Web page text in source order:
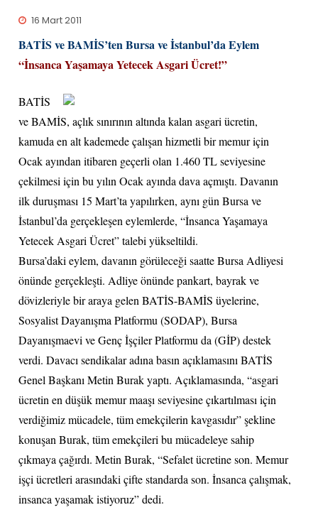
16 Mart 2011
BATİS ve BAMİS’ten Bursa ve İstanbul’da Eylem
“İnsanca Yaşamaya Yetecek Asgari Ücret!”
BATİS
ve BAMİS, açlık sınırının altında kalan asgari ücretin,
kamuda en alt kademede çalışan hizmetli bir memur için
Ocak ayından itibaren geçerli olan 1.460 TL seviyesine
çekilmesi için bu yılın Ocak ayında dava açmıştı. Davanın
ilk duruşması 15 Mart’ta yapılırken, aynı gün Bursa ve
İstanbul’da gerçekleşen eylemlerde, “İnsanca Yaşamaya
Yetecek Asgari Ücret” talebi yükseltildi.
Bursa’daki eylem, davanın görüleceği saatte Bursa Adliyesi
önünde gerçekleşti. Adliye önünde pankart, bayrak ve
dövizleriyle bir araya gelen BATİS-BAMİS üyelerine,
Sosyalist Dayanışma Platformu (SODAP), Bursa
Dayanışmaevi ve Genç İşçiler Platformu da (GİP) destek
verdi. Davacı sendikalar adına basın açıklamasını BATİS
Genel Başkanı Metin Burak yaptı. Açıklamasında, “asgari
ücretin en düşük memur maaşı seviyesine çıkartılması için
verdiğimiz mücadele, tüm emekçilerin kavgasıdır” şekline
konuşan Burak, tüm emekçileri bu mücadeleye sahip
çıkmaya çağırdı. Metin Burak, “Sefalet ücretine son. Memur
işçi ücretleri arasındaki çifte standarda son. İnsanca çalışmak,
insanca yaşamak istiyoruz” dedi.